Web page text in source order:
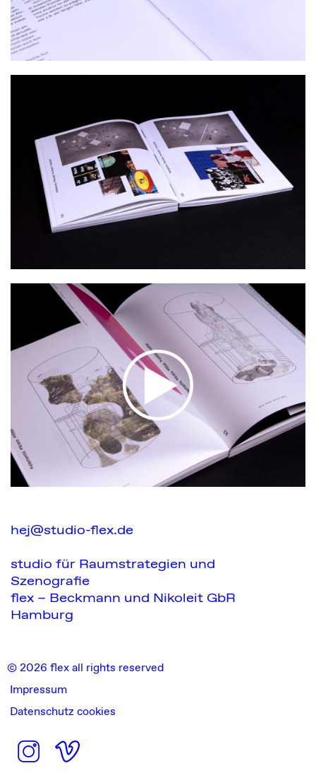
hej@studio-flex.de
studio für Raumstrategien und
Szenografie
flex – Beckmann und Nikoleit GbR
Hamburg
© 2026 flex all rights reserved
Impressum
Datenschutz cookies